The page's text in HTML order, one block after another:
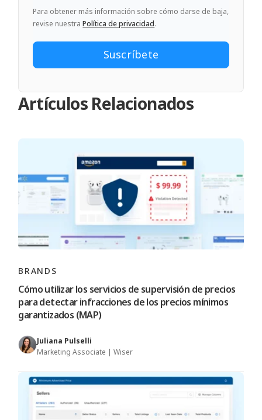
Para obtener más información sobre cómo darse de baja,
revise nuestraPolítica de privacidad.
Artículos Relacionados
BRANDS
Cómo utilizar los servicios de supervisión de precios
para detectar infracciones de los precios mínimos
garantizados (MAP)
Juliana Pulselli
Marketing Associate | Wiser